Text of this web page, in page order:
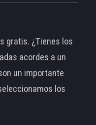
gratis. ¿Tienes los
acordes a un
un importante
los